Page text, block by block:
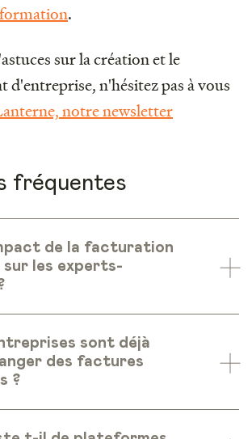
.
sur la création et le
d'entreprise, n'hésitez pas à vous
notre newsletter
fréquentes
de la facturation
les experts-
sont déjà
des factures
?